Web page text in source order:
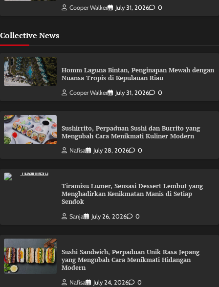
Cooper Walker July 31, 2026 0
Collective News
Homm Laguna Bintan, Penginapan Mewah dengan
Nuansa Tropis di Kepulauan Riau
Cooper Walker July 31, 2026 0
Sushirrito, Perpaduan Sushi dan Burrito yang
Mengubah Cara Menikmati Kuliner Modern
Nafisa July 28, 2026 0
Tiramisu Lumer, Sensasi Dessert Lembut yang
Menghadirkan Kenikmatan Manis di Setiap
Sendok
Sanja July 26, 2026 0
Sushi Sandwich, Perpaduan Unik Rasa Jepang
yang Mengubah Cara Menikmati Hidangan
Modern
Nafisa July 24, 2026 0